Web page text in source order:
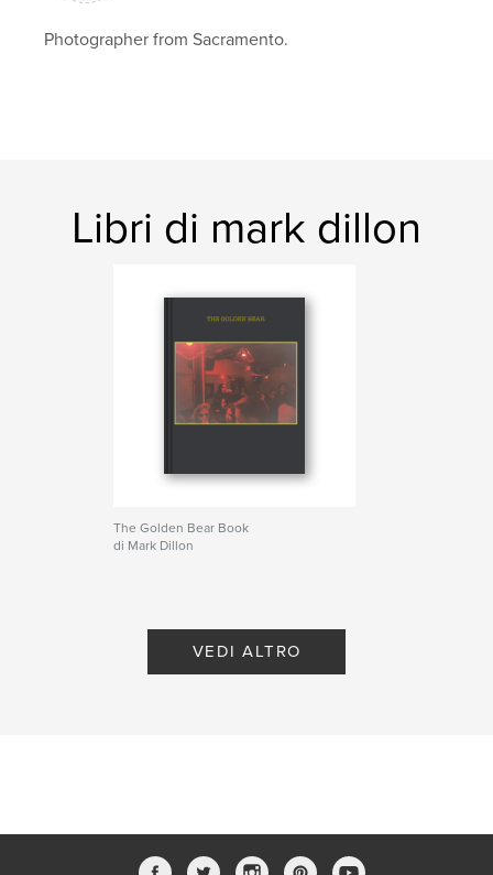
Photographer from Sacramento.
Libri di mark dillon
The Golden Bear Book
di Mark Dillon
VEDI ALTRO